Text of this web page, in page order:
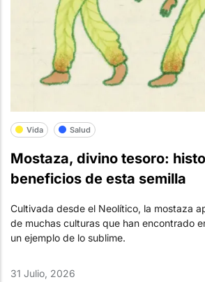
Vida Salud
Mostaza, divino tesoro:
beneficios de esta semilla
Cultivada desde el Neolítico, la mostaza
de muchas culturas que han encontrado
un ejemplo de lo sublime.
31 Julio, 2026